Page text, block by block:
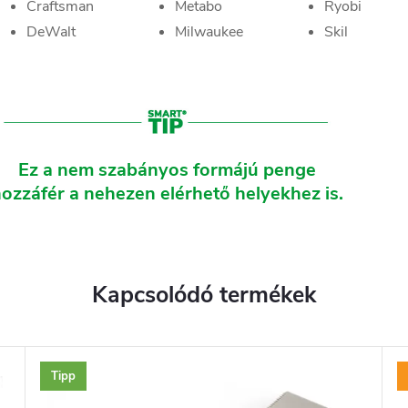
Craftsman
DeWalt
Metabo
Milwaukee
Ryobi
Skil
Ez a nem szabányos formájú penge
a nehezen elérhető helyekhez is.
Kapcsolódó termékek
Tipp